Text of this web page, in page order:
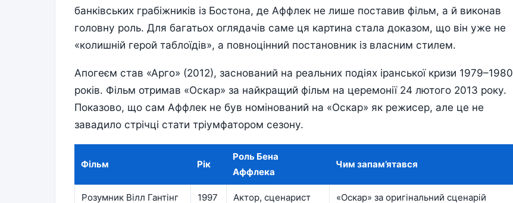
банківських грабіжників із Бостона, де Аффлек не лише поставив фільм, а й виконав
головну роль. Для багатьох оглядачів саме ця картина стала доказом, що він уже не
«колишній герой таблоїдів», а повноцінний постановник із власним стилем.
Апогеєм став «Арго» (2012), заснований на реальних подіях іранської кризи 1979–1980
років. Фільм отримав «Оскар» за найкращий фільм на церемонії 24 лютого 2013 року.
Показово, що сам Аффлек не був номінований на «Оскар» як режисер, але це не
завадило стрічці стати тріумфатором сезону.
Фільм Рік
Роль Бена
Аффлека
Чим запам’ятався
Розумник Вілл Гантінг 1997 Актор, сценарист «Оскар» за оригінальний сценарій